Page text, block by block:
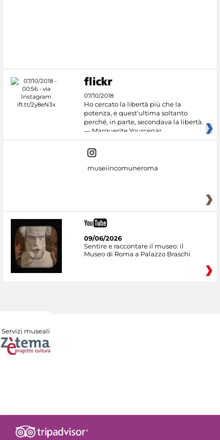
07/10/2018
Ho cercato la libertà più che la
potenza, e quest'ultima soltanto
perché, in parte, secondava la libertà.
— Marguerite Yourcenar
museiincomuneroma
09/06/2026
Sentire e raccontare il museo: il
Museo di Roma a Palazzo Braschi
Servizi museali